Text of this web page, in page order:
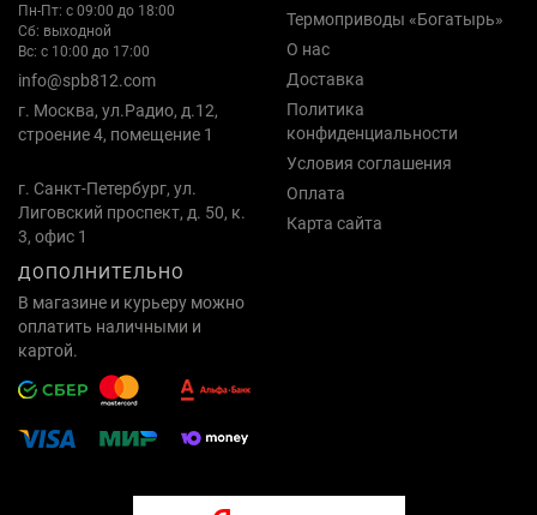
Пн-Пт: с 09:00 до 18:00
Сб: выходной
Вс: с 10:00 до 17:00
info@spb812.com
г. Москва, ул.Радио, д.12,
строение 4, помещение 1
г. Санкт-Петербург, ул.
Лиговский проспект, д. 50, к.
3, офис 1
Термоприводы «Богатырь»
О нас
Доставка
Политика
конфиденциальности
Условия соглашения
Оплата
Карта сайта
ДОПОЛНИТЕЛЬНО
В магазине и курьеру можно
оплатить наличными и
картой.